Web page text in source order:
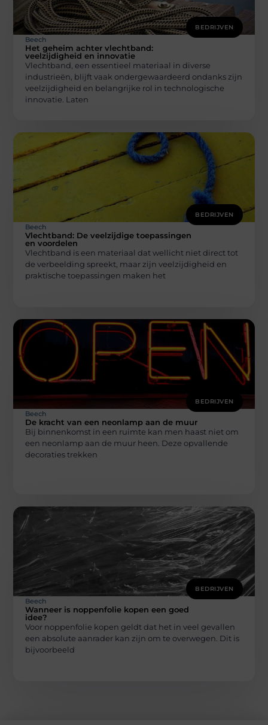
BEDRIJVEN
Beech
Het geheim achter vlechtband:
veelzijdigheid en innovatie
Vlechtband, een essentieel materiaal in diverse
industrieën, blijft vaak ondergewaardeerd ondanks zijn
veelzijdigheid en belangrijke rol in technologische
innovatie. Laten
BEDRIJVEN
Beech
Vlechtband: De veelzijdige toepassingen
en voordelen
Vlechtband is een materiaal dat wellicht niet direct tot
de verbeelding spreekt, maar zijn veelzijdigheid en
praktische toepassingen maken het
BEDRIJVEN
Beech
De kracht van een neonlamp aan de muur
Bij binnenkomst in een ruimte kan men haast niet om
een neonlamp aan de muur heen. Deze opvallende
decoraties trekken
BEDRIJVEN
Beech
Wanneer is noppenfolie kopen een goed
idee?
Voor noppenfolie kopen geldt dat het in veel gevallen
een absolute aanrader kan zijn om te overwegen. Dit is
bijvoorbeeld